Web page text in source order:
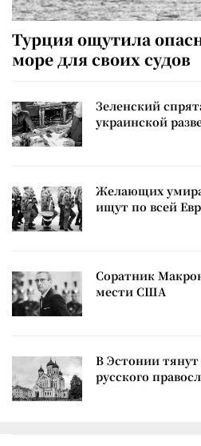
Турция ощутила
море для своих судов
Зеленский
украинской
Желающих
ищут по всей
Соратник
мести США
В Эстонии
русского